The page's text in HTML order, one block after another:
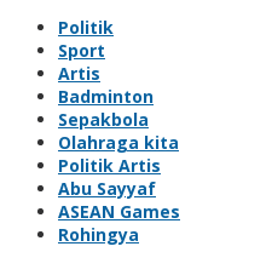
Politik
Sport
Artis
Badminton
Sepakbola
Olahraga kita
Politik Artis
Abu Sayyaf
ASEAN Games
Rohingya